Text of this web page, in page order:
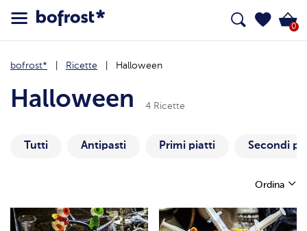
0
bofrost* Ricette Halloween
Halloween 4 Ricette
Tutti Antipasti Primi piatti Secondi
Ordina